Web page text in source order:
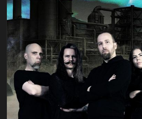
słońca, w której ludzkość przetrwa …